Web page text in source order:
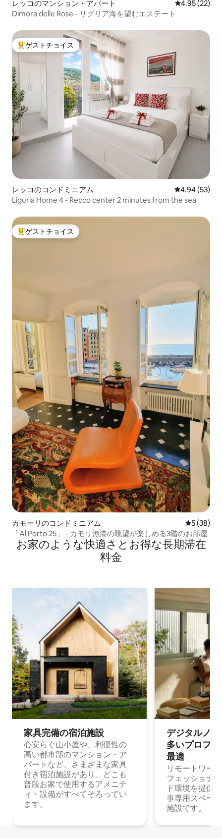
レッコのマンション・アパート レビュー22
4.95 (22)
Dimora delle Rose - リグリア海を望むエステート
大好評のゲストチョイスです。
ゲストチョイス
レッコのコンドミニアム レビュー53
4.94 (53)
Liguria Home 4 - Recco center 2 minutes from the sea
大好評のゲストチョイスです。
ゲストチョイス
カモーリのコンドミニアム レビュー
5 (38)
「Al Porto 25」 - カモリ漁港の眺望が楽しめる3階のお部屋
お家のような快⁠適⁠さ⁠とお⁠得⁠な長⁠期⁠滞⁠在
料⁠金
家具完備の宿⁠泊⁠施⁠設
心安らぐ山小屋や、利便性の
高い都市部のマンション・ア
パートなど、さまざまな家具
付き宿泊施設があり、どこも
普段お家で使用するアメニテ
ィ・設備がすべてそろってい
ます。
デジタルノ
多⁠いプ⁠ロ⁠フ⁠
最⁠適
リモートワー
フェッショナ
ド環境を提供
事専用スペー
施設です。